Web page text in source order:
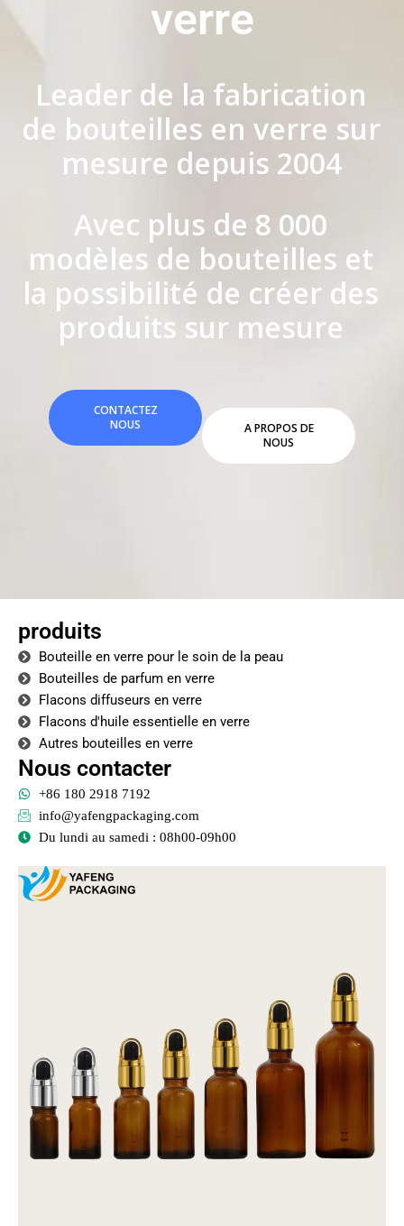
verre
Leader de la fabrication
de bouteilles en verre sur
mesure depuis 2004
Avec plus de 8 000
modèles de bouteilles et
la possibilité de créer des
produits sur mesure
CONTACTEZ
NOUS
A PROPOS DE
NOUS
produits
Bouteille en verre pour le soin de la peau
Bouteilles de parfum en verre
Flacons diffuseurs en verre
Flacons d'huile essentielle en verre
Autres bouteilles en verre
Nous contacter
+86 180 2918 7192
info@yafengpackaging.com
Du lundi au samedi : 08h00-09h00